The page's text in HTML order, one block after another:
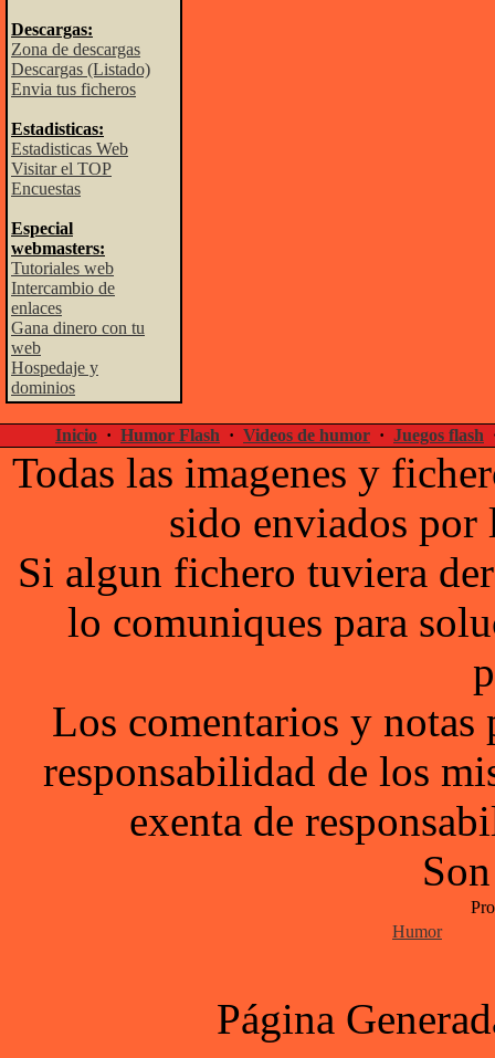
Descargas:
Zona de descargas
Descargas (Listado)
Envia tus ficheros
Estadisticas:
Estadisticas Web
Visitar el TOP
Encuestas
Especial
webmasters:
Tutoriales web
Intercambio de
enlaces
Gana dinero con tu
web
Hospedaje y
dominios
Inicio · Humor Flash · Videos de humor · Juegos flash
Todas las imagenes y
sido enviados por
Si algun fichero tuviera
lo comuniques para
Los comentarios y notas
responsabilidad de los
exenta de
Humor
Página